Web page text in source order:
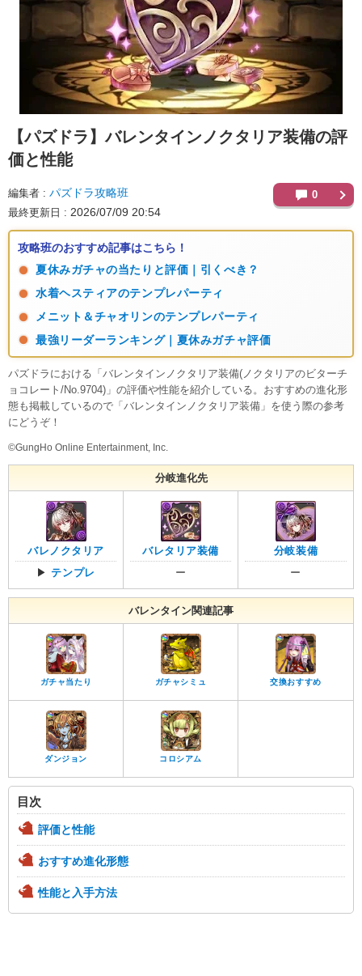
【パズドラ】バレンタインノクタリア装備の評
価と性能
編集者 パズドラ攻略班
最終更新日 2026/07/09 20:54
0
攻略班のおすすめ記事はこちら！
夏休みガチャの当たりと評価｜引くべき？
水着ヘスティアのテンプレパーティ
メニット＆チャオリンのテンプレパーティ
最強リーダーランキング｜夏休みガチャ評価
パズドラにおける「バレンタインノクタリア装備(ノクタリアのビターチ
ョコレート/No.9704)」の評価や性能を紹介している。おすすめの進化形
態も掲載しているので「バレンタインノクタリア装備」を使う際の参考
にどうぞ！
©GungHo Online Entertainment, Inc.
分岐進化先
バレノクタリア
▶テンプレ
バレタリア装備
ー
分岐装備
ー
バレンタイン関連記事
ガチャ当たり ガチャシミュ 交換おすすめ
ダンジョン コロシアム
目次
評価と性能
おすすめ進化形態
性能と入手方法